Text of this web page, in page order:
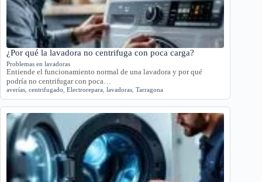
¿Por qué la lavadora no centrifuga con poca carga?
Problemas en lavadoras
Entiende el funcionamiento normal de una lavadora y por qué
podría no centrifugar con poca…
averías centrifugado Electrorepara lavadoras Tarragona